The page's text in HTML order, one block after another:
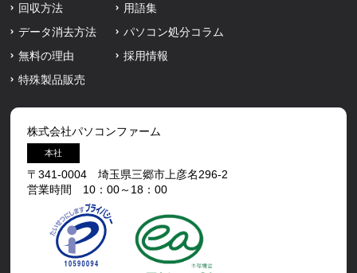
回収方法
データ消去方法
無料の理由
特殊製品販売
用語集
パソコン処分コラム
採用情報
株式会社パソコンファーム
本社
〒341-0004 埼玉県三郷市上彦名296-2
営業時間 10：00～18：00